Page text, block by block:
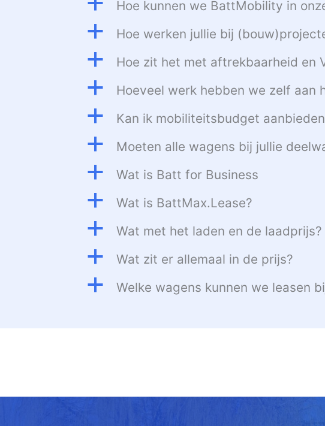
a Hoe kunnen we BattMobility in
a Hoe werken jullie bij
a Hoe zit het met aftrekbaarheid en
a Hoeveel werk hebben we zelf aan
a Kan ik mobiliteitsbudget
a Moeten alle wagens bij jullie
a Wat is Batt for Business
a Wat is BattMax.Lease?
a Wat met het laden en de laadprijs?
a Wat zit er allemaal in de prijs?
a Welke wagens kunnen we leasen